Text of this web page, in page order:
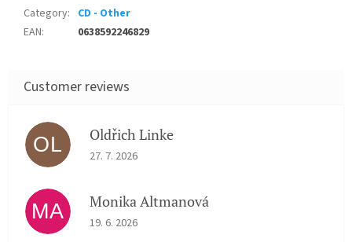
Category: CD - Other
EAN: 0638592246829
OL Oldřich Linke
The store rating is 5 out of 5 stars.
27. 7. 2026
MA Monika Altmanová
The store rating is 5 out of 5 stars.
19. 6. 2026